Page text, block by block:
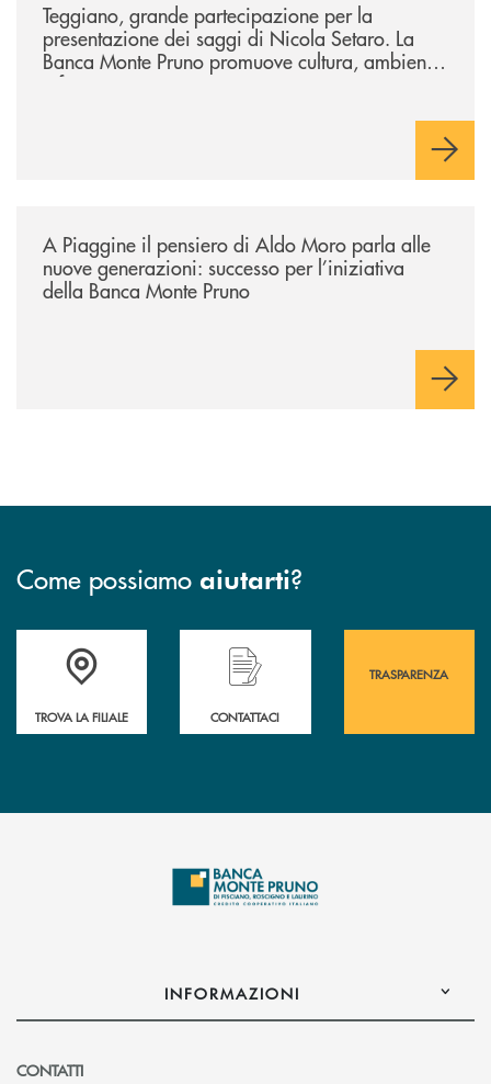
Teggiano, grande partecipazione per la
presentazione dei saggi di Nicola Setaro. La
Banca Monte Pruno promuove cultura, ambiente
e futuro
A Piaggine il pensiero di Aldo Moro parla alle
nuove generazioni: successo per l’iniziativa
della Banca Monte Pruno
Come possiamo aiutarti?
Accedi all' elenco completo&nbsp; delle&nbsp; filiali&nbsp; di Banca
TROVA LA FILIALE
Hai bisogno di assistenza immediata?
CONTATTACI
TRASPARENZA
INFORMAZIONI
CONTATTI